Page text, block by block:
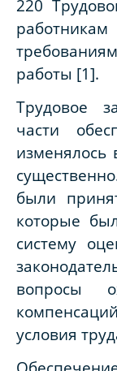
220
работы [1].
Трудовое
части
изменялось
были
которые
систему
вопросы
условия